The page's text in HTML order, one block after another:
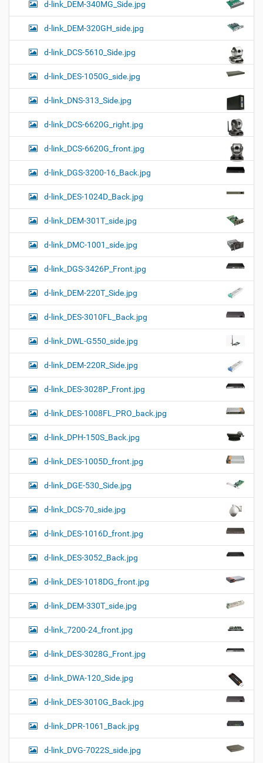
d-link_DEM-340MG_Side.jpg
d-link_DEM-320GH_side.jpg
d-link_DCS-5610_Side.jpg
d-link_DES-1050G_side.jpg
d-link_DNS-313_Side.jpg
d-link_DCS-6620G_right.jpg
d-link_DCS-6620G_front.jpg
d-link_DGS-3200-16_Back.jpg
d-link_DES-1024D_Back.jpg
d-link_DEM-301T_side.jpg
d-link_DMC-1001_side.jpg
d-link_DGS-3426P_Front.jpg
d-link_DEM-220T_Side.jpg
d-link_DES-3010FL_Back.jpg
d-link_DWL-G550_side.jpg
d-link_DEM-220R_Side.jpg
d-link_DES-3028P_Front.jpg
d-link_DES-1008FL_PRO_back.jpg
d-link_DPH-150S_Back.jpg
d-link_DES-1005D_front.jpg
d-link_DGE-530_Side.jpg
d-link_DCS-70_side.jpg
d-link_DES-1016D_front.jpg
d-link_DES-3052_Back.jpg
d-link_DES-1018DG_front.jpg
d-link_DEM-330T_side.jpg
d-link_7200-24_front.jpg
d-link_DES-3028G_Front.jpg
d-link_DWA-120_Side.jpg
d-link_DES-3010G_Back.jpg
d-link_DPR-1061_Back.jpg
d-link_DVG-7022S_side.jpg